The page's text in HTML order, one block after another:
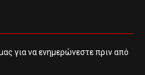
για να ενημερώνεστε πριν από